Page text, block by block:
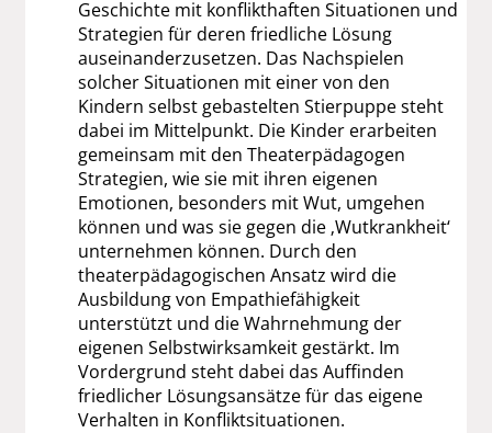
Geschichte mit konflikthaften Situationen und
Strategien für deren friedliche Lösung
auseinanderzusetzen. Das Nachspielen
solcher Situationen mit einer von den
Kindern selbst gebastelten Stierpuppe steht
dabei im Mittelpunkt. Die Kinder erarbeiten
gemeinsam mit den Theaterpädagogen
Strategien, wie sie mit ihren eigenen
Emotionen, besonders mit Wut, umgehen
können und was sie gegen die ‚Wutkrankheit‘
unternehmen können. Durch den
theaterpädagogischen Ansatz wird die
Ausbildung von Empathiefähigkeit
unterstützt und die Wahrnehmung der
eigenen Selbstwirksamkeit gestärkt. Im
Vordergrund steht dabei das Auffinden
friedlicher Lösungsansätze für das eigene
Verhalten in Konfliktsituationen.